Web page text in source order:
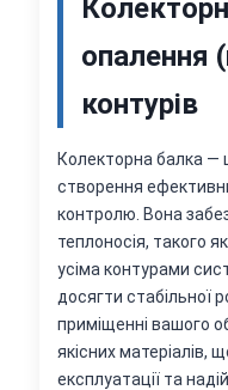
опалення
контурів
Колекторна балка —
створення
контролю. Вона
теплоносія, такого
усіма контурами
досягти стабільної
приміщенні вашого
якісних матеріалів,
експлуатації та